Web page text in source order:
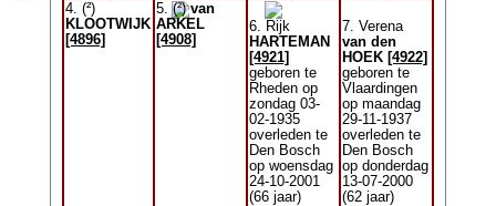
4. (²)
KLOOTWIJK
[4896]
5. (²)van
ARKEL
[4908]
6. Rijk
HARTEMAN
[4921]
geboren te
Rheden op
zondag 03-
02-1935
overleden te
Den Bosch
op woensdag
24-10-2001
(66 jaar)
7. Verena
van den
HOEK [4922]
geboren te
Vlaardingen
op maandag
29-11-1937
overleden te
Den Bosch
op donderdag
13-07-2000
(62 jaar)